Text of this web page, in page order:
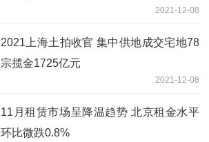
2021-12-08
2021上海土拍收官 集中供地成交宅地78
宗揽金1725亿元
2021-12-08
11月租赁市场呈降温趋势 北京租金水平
环比微跌0.8%